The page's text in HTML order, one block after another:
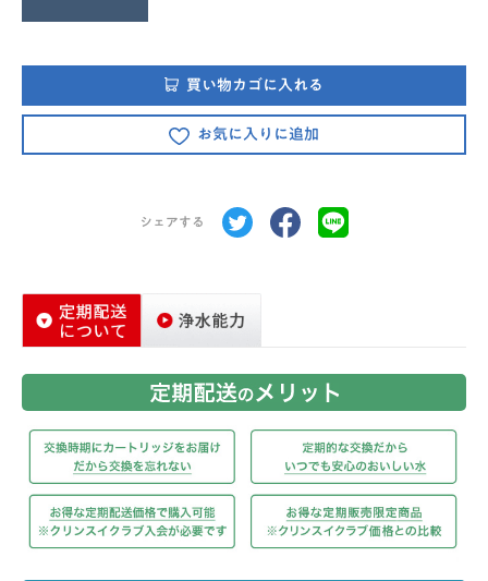
買い物カゴに入れる
お気に入りに追加
シェアする